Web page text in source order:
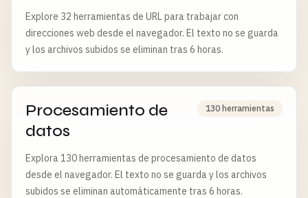
Explore 32 herramientas de URL para trabajar con
direcciones web desde el navegador. El texto no se guarda
y los archivos subidos se eliminan tras 6 horas.
Procesamiento de
datos
130 herramientas
Explora 130 herramientas de procesamiento de datos
desde el navegador. El texto no se guarda y los archivos
subidos se eliminan automáticamente tras 6 horas.